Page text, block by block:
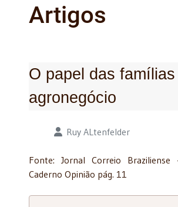
Artigos
O papel das
agronegócio
Detalhes Ruy ALtenfelder
Fonte: Jornal Correio
Caderno Opinião pág. 11